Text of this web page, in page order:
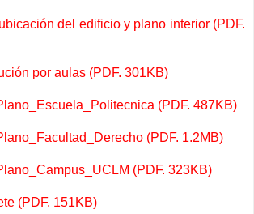
del edificio y plano interior (PDF.
por aulas (PDF. 301KB)
(PDF. 487KB)
(PDF. 1.2MB)
(PDF. 323KB)
(PDF. 151KB)